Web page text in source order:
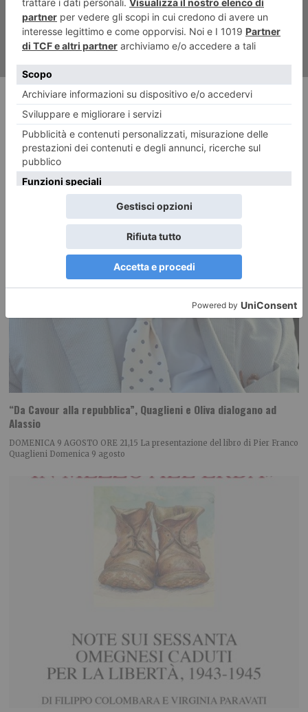
RECENTI:
“Da Cavour alla repubblica”, Quaglieni e Oliva dialogano ad
Alassio
DOMENICA 9 AGOSTO ORE 21,15 La presentazione del libro di Pier Franco
Quaglieni Domenica 9 agosto